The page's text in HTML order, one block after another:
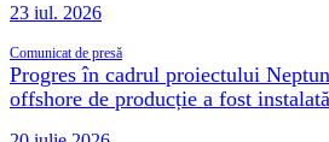
23 iul. 2026
Comunicat de presă
Progres în cadrul proiectului
offshore de producție a fost